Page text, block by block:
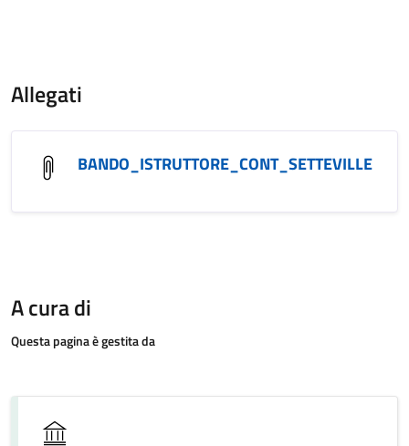
Allegati
BANDO_ISTRUTTORE_CONT_SETTEVILLE
A cura di
Questa pagina è gestita da